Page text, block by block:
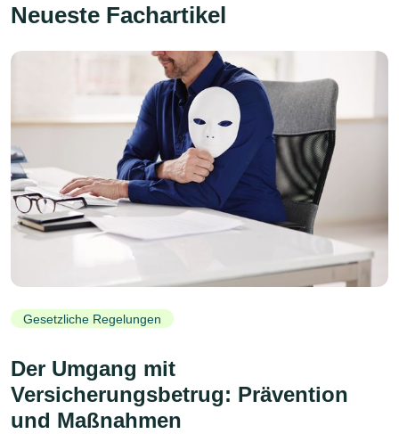
Neueste Fachartikel
Gesetzliche Regelungen
Der Umgang mit
Versicherungsbetrug: Prävention
und Maßnahmen